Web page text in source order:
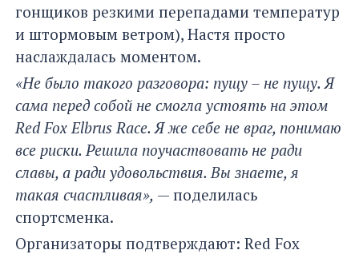
гонщиков резкими перепадами температур
и штормовым ветром), Настя просто
наслаждалась моментом.
«Не было такого разговора: пущу – не пущу. Я
сама перед собой не смогла устоять на этом
Red Fox Elbrus Race. Я же себе не враг, понимаю
все риски. Решила поучаствовать не ради
славы, а ради удовольствия. Вы знаете, я
такая счастливая», — поделилась
спортсменка.
Организаторы подтверждают: Red Fox